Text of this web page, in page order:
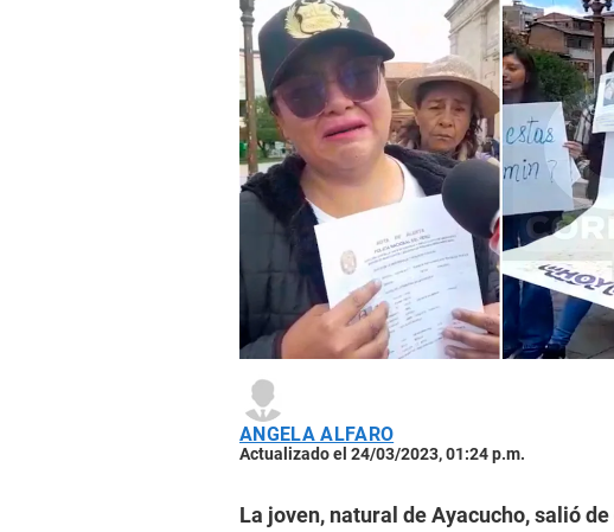
ANGELA ALFARO
Actualizado el 24/03/2023, 01:24 p.m.
La joven, natural de Ayacucho, salió